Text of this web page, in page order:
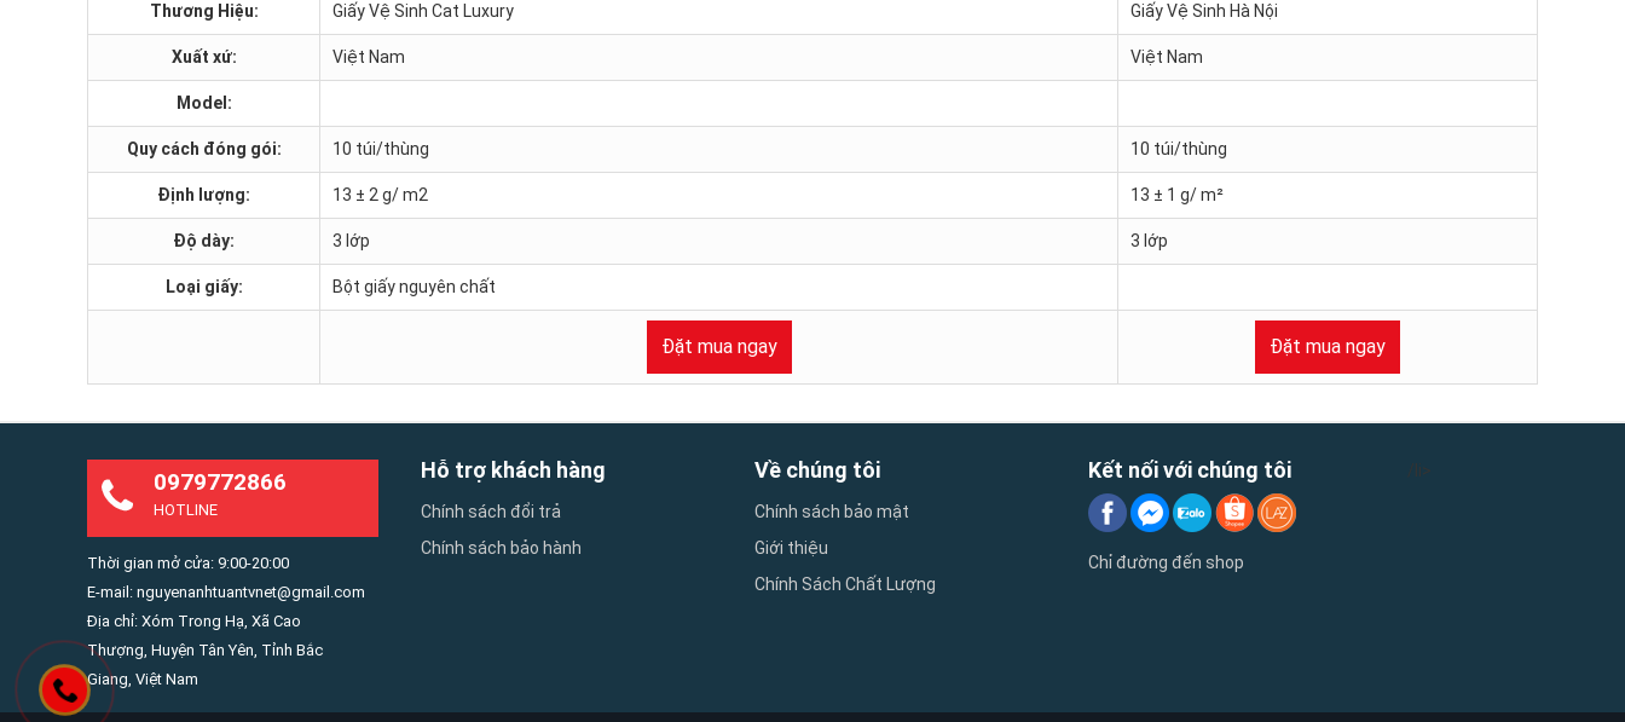
Thương Hiệu: Giấy Vệ Sinh Cat Luxury Giấy Vệ Sinh Hà Nội
Xuất xứ: Việt Nam Việt Nam
Model:
Quy cách đóng gói: 10 túi/thùng 10 túi/thùng
Định lượng: 13 ± 2 g/ m2 13 ± 1 g/ m²
Độ dày: 3 lớp 3 lớp
Loại giấy: Bột giấy nguyên chất
Đặt mua ngay Đặt mua ngay
0979772866
HOTLINE
Thời gian mở cửa: 9:00-20:00
E-mail: nguyenanhtuantvnet@gmail.com
Địa chỉ: Xóm Trong Hạ, Xã Cao
Thượng, Huyện Tân Yên, Tỉnh Bắc
Giang, Việt Nam
Hỗ trợ khách hàng
Chính sách đổi trả
Chính sách bảo hành
Về chúng tôi
Chính sách bảo mật
Giới thiệu
Chính Sách Chất Lượng
/li>
Kết nối với chúng tôi
Chỉ đường đến shop